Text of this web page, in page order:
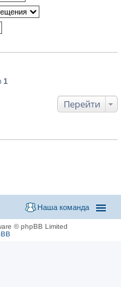
1
Перейти
Наша команда
© phpBB Limited